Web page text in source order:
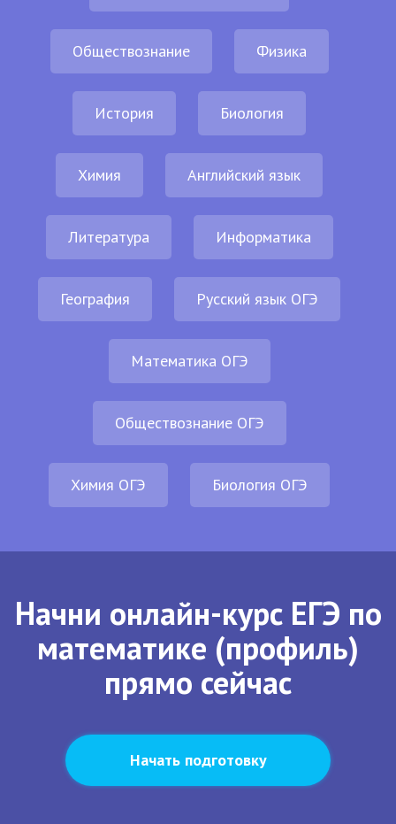
Обществознание Физика
История Биология
Химия Английский язык
Литература Информатика
География Русский язык ОГЭ
Математика ОГЭ
Обществознание ОГЭ
Химия ОГЭ Биология ОГЭ
Начни онлайн-курс ЕГЭ по
математике (профиль)
прямо сейчас
Начать подготовку